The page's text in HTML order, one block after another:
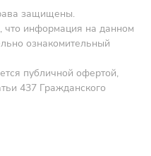
защищены.
информация на данном
ознакомительный
публичной офертой,
437 Гражданского